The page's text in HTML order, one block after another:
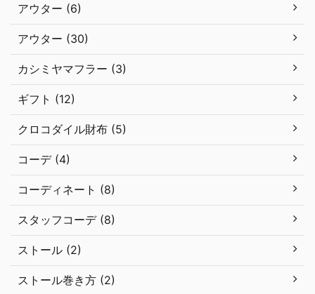
アウター (6)
アウター (30)
カシミヤマフラー (3)
ギフト (12)
クロコダイル財布 (5)
コーデ (4)
コーディネート (8)
スタッフコーデ (8)
ストール (2)
ストール巻き方 (2)